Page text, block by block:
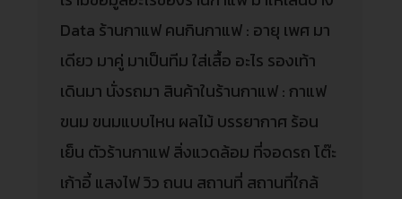
Data ร้านกาแฟ คนกินกาแฟ : อายุ เพศ มา
เดียว มาคู่ มาเป็นทีม ใส่เสื้อ อะไร รองเท้า
เดินมา นั่งรถมา สินค้าในร้านกาแฟ : กาแฟ
ขนม ขนมแบบไหน ผลไม้ บรรยากาศ ร้อน
เย็น ตัวร้านกาแฟ สิ่งแวดล้อม ที่จอดรถ โต๊ะ
เก้าอี้ แสงไฟ วิว ถนน สถานที่ สถานที่ใกล้